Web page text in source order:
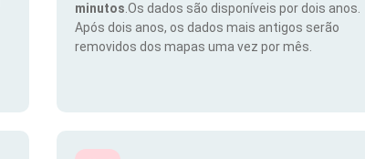
minutos .Os dados são disponíveis por dois anos.
Após dois anos, os dados mais antigos serão
removidos dos mapas uma vez por mês.